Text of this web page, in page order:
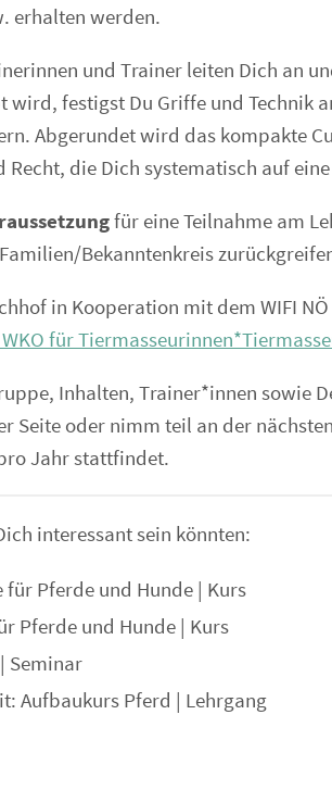
erhalten werden.
und Trainer leiten Dich an
wird, festigst Du Griffe und Technik
Abgerundet wird das kompakte
die Dich systematisch auf
für eine Teilnahme am
Bekanntenkreis
in Kooperation mit dem WIFI
für
Inhalten, Trainer*innen sowie
Seite oder nimm teil an der nächsten
Jahr stattfindet.
interessant sein könnten:
Pferde und Hunde | Kurs
Pferde und Hunde | Kurs
Seminar
Aufbaukurs Pferd | Lehrgang